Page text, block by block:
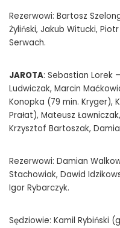
Rezerwowi: Bartosz
Żyliński, Jakub Witucki,
Serwach.
JAROTA: Sebastian Lorek
Ludwiczak, Marcin
Konopka (79 min. Kryger),
Prałat), Mateusz
Krzysztof Bartoszak,
Rezerwowi: Damian
Stachowiak, Dawid
Igor Rybarczyk.
Sędziowie: Kamil Rybiński